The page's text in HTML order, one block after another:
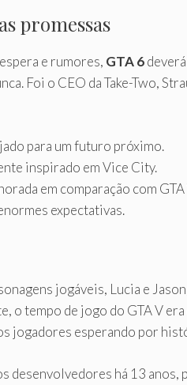
promessas
e rumores, GTA 6
Foi o CEO da Take-Two,
para um futuro próximo.
inspirado em Vice City.
em comparação com GTA
expectativas.
jogáveis, Lucia e
tempo de jogo do GTA V
jogadores esperando por
há 13